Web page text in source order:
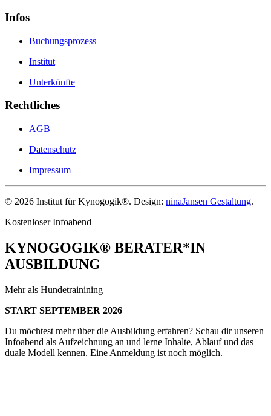
Infos
Buchungsprozess
Institut
Unterkünfte
Rechtliches
AGB
Datenschutz
Impressum
© 2026 Institut für Kynogogik®. Design: ninaJansen Gestaltung.
Kostenloser Infoabend
KYNOGOGIK® BERATER*IN
AUSBILDUNG
Mehr als Hundetrainining
START SEPTEMBER 2026
Du möchtest mehr über die Ausbildung erfahren? Schau dir unseren
Infoabend als Aufzeichnung an und lerne Inhalte, Ablauf und das
duale Modell kennen. Eine Anmeldung ist noch möglich.